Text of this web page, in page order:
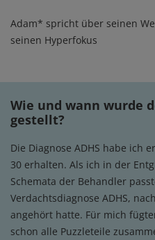
Adam* spricht über seinen
seinen Hyperfokus
Wie und wann wurde
gestellt?
Die Diagnose ADHS habe ich
30 erhalten. Als ich in der
Schemata der Behandler
Verdachtsdiagnose ADHS,
angehört hatte. Für mich
schon alle Puzzleteile